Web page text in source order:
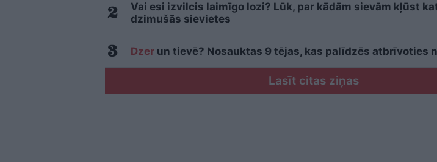
Vai esi izvilcis laimīgo lozi? Lūk, par kādām sievām kļūst
dzimušās sievietes
Dzer un tievē? Nosauktas 9 tējas, kas palīdzēs atbrīvoties
Lasīt citas ziņas